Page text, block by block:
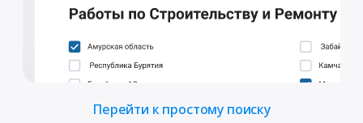
Перейти к простому поиску